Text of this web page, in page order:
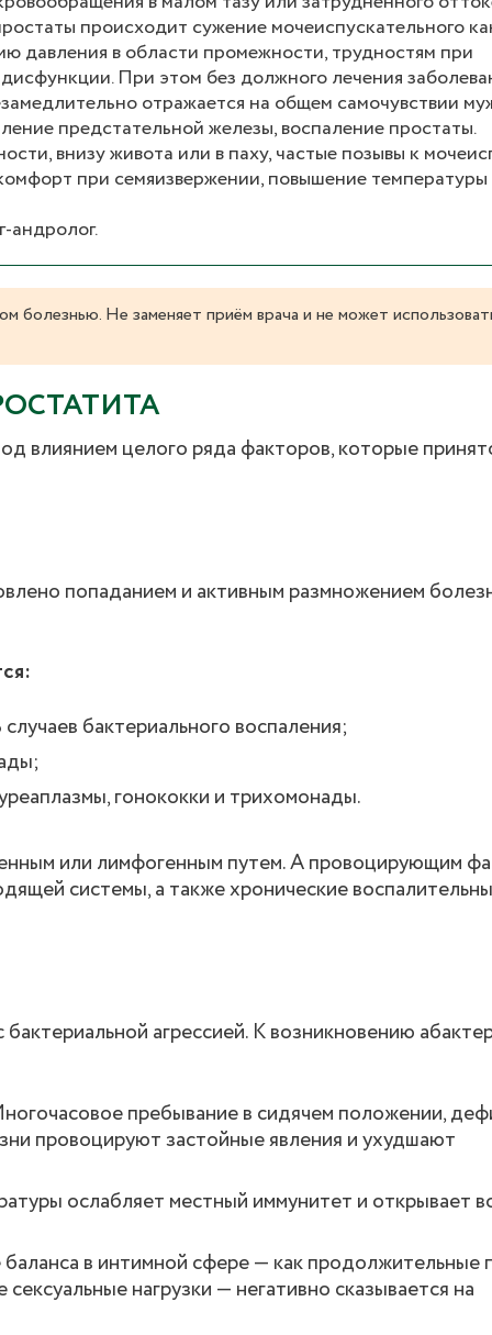
происходит сужение мочеиспускательного
давления в области промежности, трудностям при
При этом без должного лечения
отражается на общем самочувствии
предстательной железы, воспаление простаты.
внизу живота или в паху, частые позывы к
при семяизвержении, повышение
андролог.
болезнью. Не заменяет приём врача и не может
влиянием целого ряда факторов, которые
попаданием и активным размножением
бактериального воспаления;
гонококки и трихомонады.
или лимфогенным путем. А провоцирующим
системы, а также хронические
агрессией. К возникновению
пребывание в сидячем положении,
провоцируют застойные явления и ухудшают
ослабляет местный иммунитет и открывает
в интимной сфере — как продолжительные
нагрузки — негативно сказывается на